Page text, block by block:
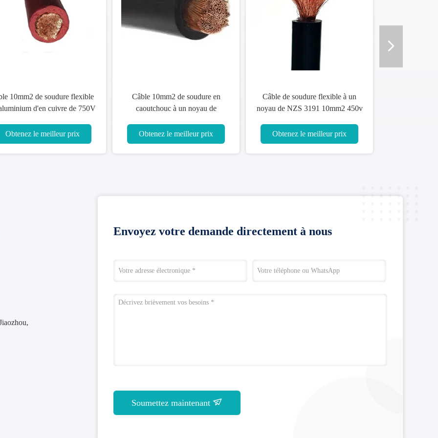
Câble noir de soudage électrique
de l'isolation 120mm2 de taux de
Obtenez le meilleur prix
Double câble de soudure flexible
de la gaine IEC60502 450/750V
Obtenez le meilleur prix
Millimètre carré de câble de
soudure flexible d'A.W.G. 70 de la
Obtenez le meilleur prix
Envoyez votre demande directement à nous
Soumettez maintenant